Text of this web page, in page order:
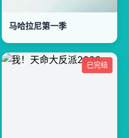
马哈拉尼第一季
已完结